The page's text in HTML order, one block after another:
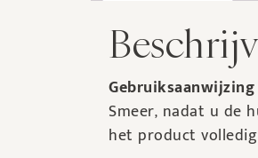
Gebruiksaanwijzing
Smeer, nadat u de
het product